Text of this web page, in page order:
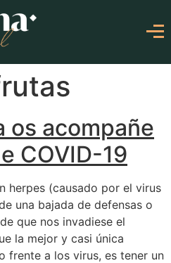
os acompañe
COVID-19
herpes (causado por el virus
una bajada de defensas o
que nos invadiese el
la mejor y casi única
frente a los virus, es tener un